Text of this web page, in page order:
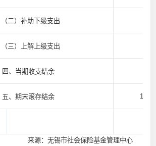
（二）补助下级支出
（三）上解上级支出
四、当期收支结余
五、期末滚存结余
来源：无锡市社会保险基金管理中心